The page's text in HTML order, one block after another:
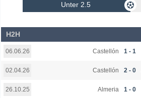
Unter 2.5
H2H
06.06.26 Castellón 1 - 1
02.04.26 Castellón 2 - 0
26.10.25 Almeria 1 - 0